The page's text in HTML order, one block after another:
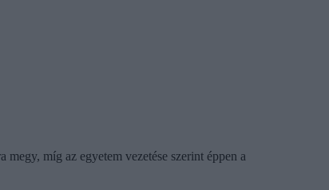
míg az egyetem vezetése szerint éppen a